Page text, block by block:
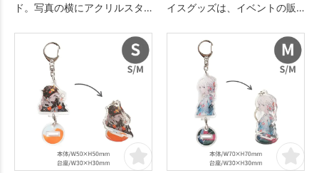
ド。写真の横にアクリルスタ
並べて写真を撮ることができ
ます。
イスグッズは、イベントの販
してオススメです。